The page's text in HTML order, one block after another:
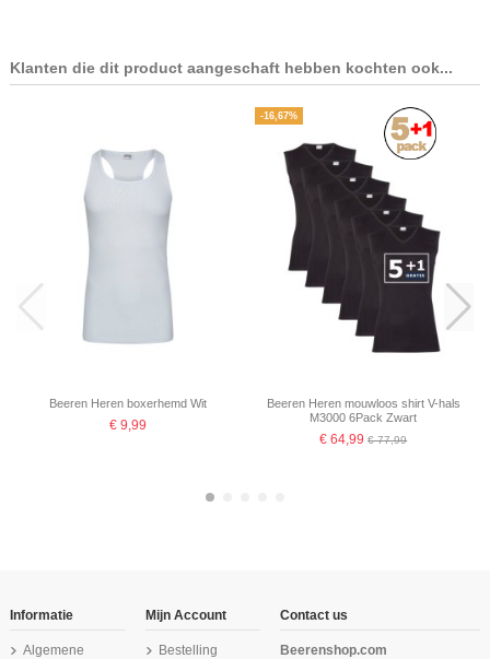
Klanten die dit product aangeschaft hebben kochten ook...
Beeren Heren boxerhemd Wit
€ 9,99
-16,67%
Beeren Heren mouwloos shirt V-hals
M3000 6Pack Zwart
€ 64,99€ 77,99
Informatie
Algemene
Mijn Account
Bestelling
Contact us
Beerenshop.com